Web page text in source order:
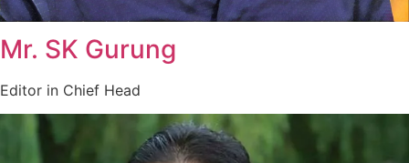
Mr. SK Gurung
Editor in Chief Head